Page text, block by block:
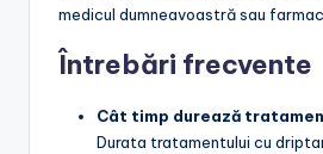
medicul dumneavoastră sau
Întrebări frecvente
Cât timp durează
Durata tratamentului cu